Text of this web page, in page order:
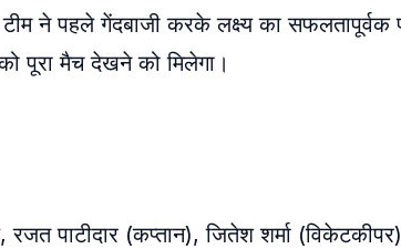
ने पहले गेंदबाजी करके लक्ष्य का सफलतापूर्वक
पूरा मैच देखने को मिलेगा।
पाटीदार (कप्तान), जितेश शर्मा